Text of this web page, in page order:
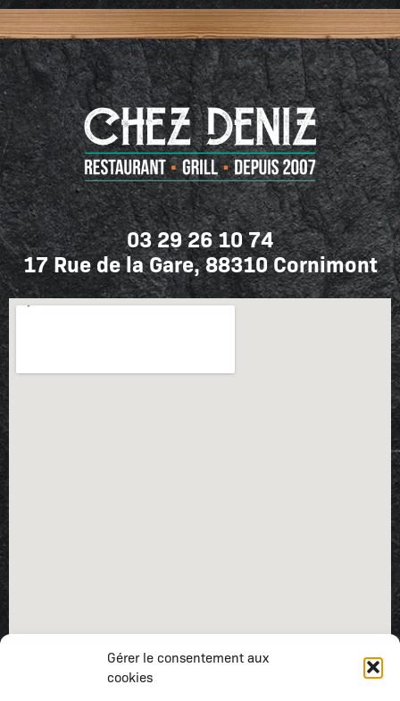
Gérer le consentement aux
cookies
03 29 26 10 74
17 Rue de la Gare, 88310 Cornimont